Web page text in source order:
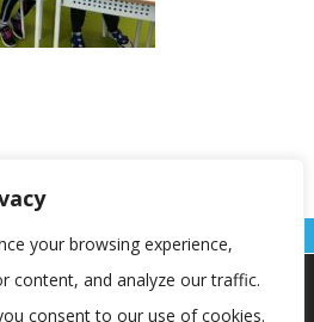
your browsing experience,
content, and analyze our traffic.
consent to our use of cookies.
vam pružili najbolje iskustvo na